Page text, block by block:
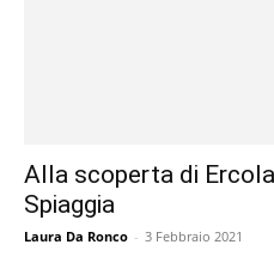
Alla scoperta di
Spiaggia
Laura Da Ronco - 3 Febbraio 2021